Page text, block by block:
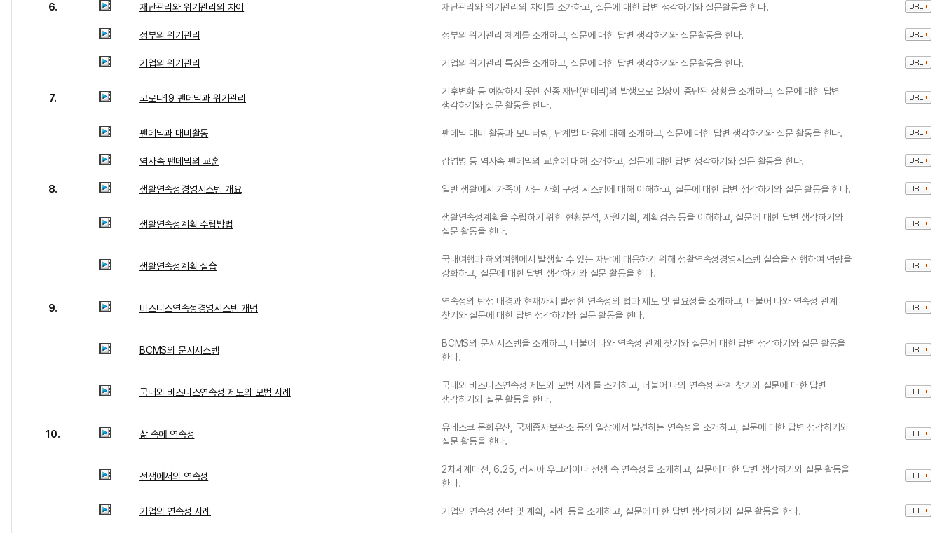
6. 재난관리와 위기관리의 차이 재난관리와 위기관리의 차이를 소개하고, 질문에 대한 답변 생각하기와 질문활동을 한다.
정부의 위기관리 정부의 위기관리 체계를 소개하고, 질문에 대한 답변 생각하기와 질문활동을 한다.
기업의 위기관리 기업의 위기관리 특징을 소개하고, 질문에 대한 답변 생각하기와 질문활동을 한다.
7. 코로나19 팬데믹과 위기관리
기후변화 등 예상하지 못한 신종 재난(팬데믹)의 발생으로 일상이 중단된 상황을 소개하고, 질문에 대한 답변
생각하기와 질문 활동을 한다.
팬데믹과 대비활동 팬데믹 대비 활동과 모니터링, 단계별 대응에 대해 소개하고, 질문에 대한 답변 생각하기와 질문 활동을 한다.
역사속 팬데믹의 교훈 감염병 등 역사속 팬데믹의 교훈에 대해 소개하고, 질문에 대한 답변 생각하기와 질문 활동을 한다.
8. 생활연속성경영시스템 개요 일반 생활에서 가족이 사는 사회 구성 시스템에 대해 이해하고, 질문에 대한 답변 생각하기와 질문 활동을 한다.
생활연속성계획 수립방법
생활연속성계획을 수립하기 위한 현황분석, 자원기획, 계획검증 등을 이해하고, 질문에 대한 답변 생각하기와
질문 활동을 한다.
생활연속성계획 실습
국내여행과 해외여행에서 발생할 수 있는 재난에 대응하기 위해 생활연속성경영시스템 실습을 진행하여 역량을
강화하고, 질문에 대한 답변 생각하기와 질문 활동을 한다.
9. 비즈니스연속성경영시스템 개념
연속성의 탄생 배경과 현재까지 발전한 연속성의 법과 제도 및 필요성을 소개하고, 더불어 나와 연속성 관계
찾기와 질문에 대한 답변 생각하기와 질문 활동을 한다.
BCMS의 문서시스템
BCMS의 문서시스템을 소개하고, 더불어 나와 연속성 관계 찾기와 질문에 대한 답변 생각하기와 질문 활동을
한다.
국내외 비즈니스연속성 제도와 모범 사례
국내외 비즈니스연속성 제도와 모범 사례를 소개하고, 더불어 나와 연속성 관계 찾기와 질문에 대한 답변
생각하기와 질문 활동을 한다.
10. 삶 속에 연속성
유네스코 문화유산, 국제종자보관소 등의 일상에서 발견하는 연속성을 소개하고, 질문에 대한 답변 생각하기와
질문 활동을 한다.
전쟁에서의 연속성
2차세계대전, 6.25, 러시아 우크라이나 전쟁 속 연속성을 소개하고, 질문에 대한 답변 생각하기와 질문 활동을
한다.
기업의 연속성 사례 기업의 연속성 전략 및 계획, 사례 등을 소개하고, 질문에 대한 답변 생각하기와 질문 활동을 한다.